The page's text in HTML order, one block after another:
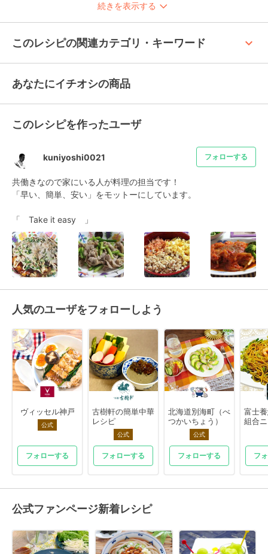
続きを表示する
このレシピの関連カテゴリ・キーワード keyboard_arrow_up
あなたにイチオシの商品
このレシピを作ったユーザ
kuniyoshi0021 フォローする
共働きなので家にいる人が料理の担当です！
「早い、簡単、安い」をモットーにしています。
「　Take it easy　」
人気のユーザをフォローしよう
ヴィッセル神戸
公式
フォローする
古樹軒の簡単中華
レシピ
公式
フォローする
北海道別海町（べ
つかいちょう）
公式
フォローする
富士
組合
フ
公式ファンページ新着レシピ